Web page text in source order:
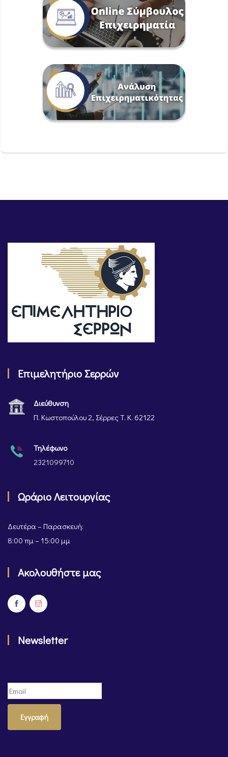
Επιμελητήριο Σερρών
Διεύθυνση
Π. Κωστοπούλου 2, Σέρρες Τ. Κ. 62122
Τηλέφωνο
2321099710
Ωράριο Λειτουργίας
Δευτέρα – Παρασκευή:
8:00 πμ – 15:00 μμ
Ακολουθήστε μας
Newsletter
Εγγραφή